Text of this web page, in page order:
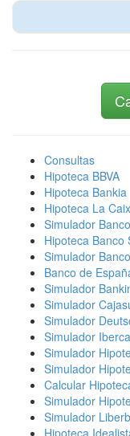
Consultas
Hipoteca BBVA
Hipoteca Bankia
Hipoteca La
Simulador
Hipoteca Banco
Simulador
Banco de
Simulador
Simulador
Simulador
Simulador
Simulador
Simulador
Calcular
Simulador
Simulador